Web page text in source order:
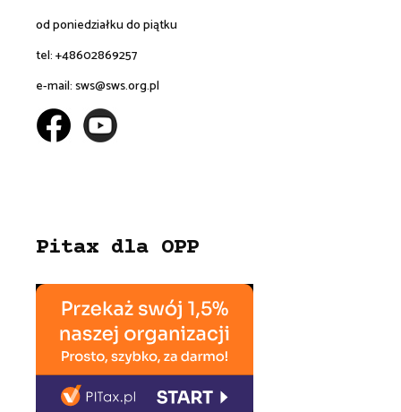
od poniedziałku do piątku
tel: +48602869257
e-mail:sws@sws.org.pl
Pitax dla OPP